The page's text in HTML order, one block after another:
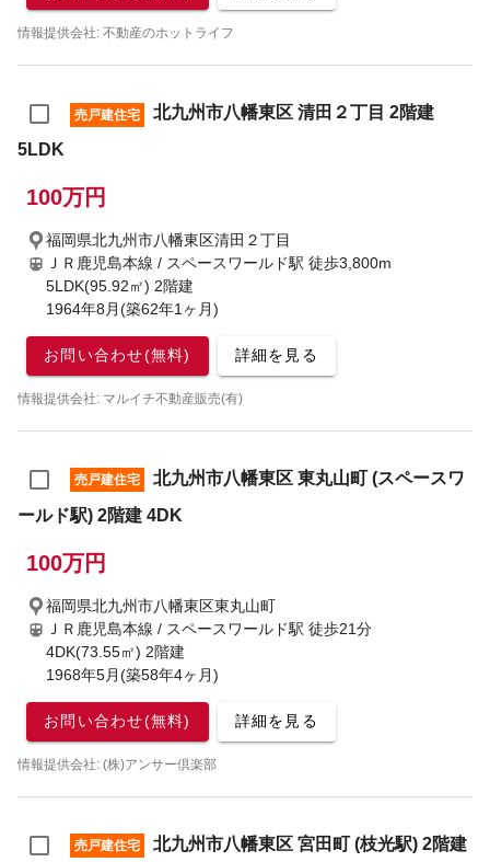
情報提供会社: 不動産のホットライフ
売戸建住宅
北九州市八幡東区 清田２丁目 2階建
5LDK
100万円
福岡県北九州市八幡東区清田２丁目
ＪＲ鹿児島本線 / スペースワールド駅 徒歩3,800m
5LDK(95.92㎡) 2階建
1964年8月(築62年1ヶ月)
お問い合わせ(無料) 詳細を見る
情報提供会社: マルイチ不動産販売(有)
売戸建住宅
北九州市八幡東区 東丸山町 (スペースワ
ールド駅) 2階建 4DK
100万円
福岡県北九州市八幡東区東丸山町
ＪＲ鹿児島本線 / スペースワールド駅 徒歩21分
4DK(73.55㎡) 2階建
1968年5月(築58年4ヶ月)
お問い合わせ(無料) 詳細を見る
情報提供会社: (株)アンサー倶楽部
売戸建住宅 北九州市八幡東区 宮田町 (枝光駅) 2階建